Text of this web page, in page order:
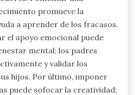
promueve la
a aprender de los fracasos.
el apoyo emocional puede
mental; los padres
y validar los
hijos. Por último, imponer
puede sofocar la creatividad;